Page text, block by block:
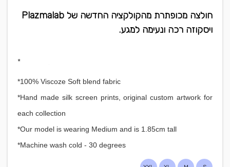
חולצה מכופתרת מהקולקציה החדשה של Plazmalab
ויסקוזה רכה ונעימה למגע.
*100% Viscoze Soft blend fabric
*Hand made silk screen prints, original custom artwork for
each collection
*Our model is wearing Medium and is 1.85cm tall
*Machine wash cold - 30 degrees